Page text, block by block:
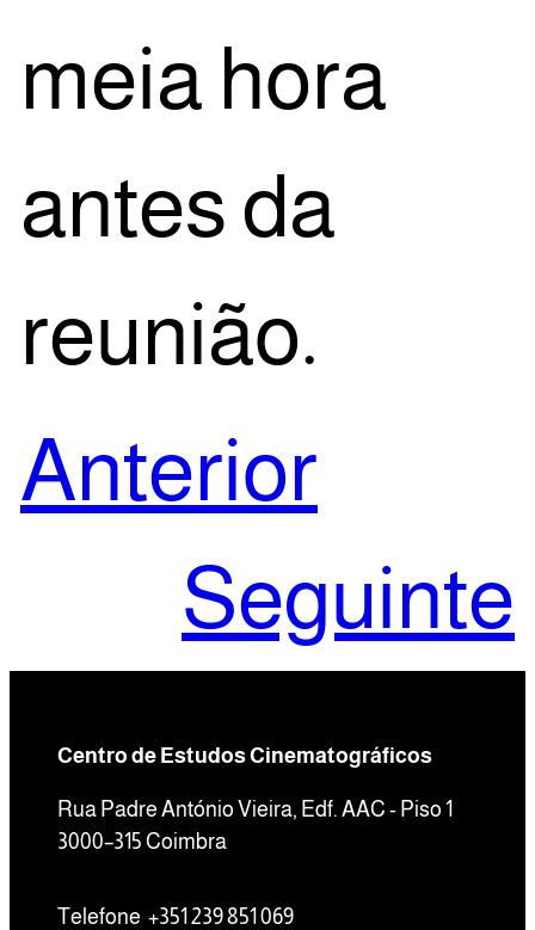
meia hora
antes da
reunião.
Anterior
Seguinte
Centro de Estudos Cinematográficos
Rua Padre António Vieira, Edf. AAC - Piso 1
3000–315 Coimbra
Telefone +351 239 851 069